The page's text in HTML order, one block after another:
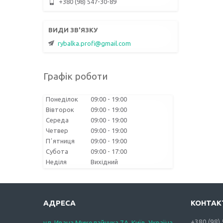
rybalka.profi@gmail.com
Графік роботи
Понеділок 09:00
19:00
Вівторок
09:00
19:00
Середа
09:00
19:00
Четвер
09:00
19:00
Пʼятниця
09:00
19:00
Субота
09:00
17:00
Неділя
Вихідний